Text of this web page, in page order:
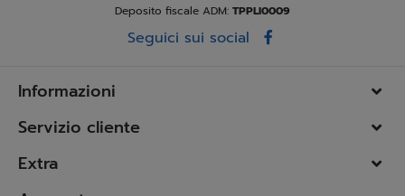
Deposito fiscale ADM: TPPLI0009
Seguici sui social
Informazioni
Servizio cliente
Extra